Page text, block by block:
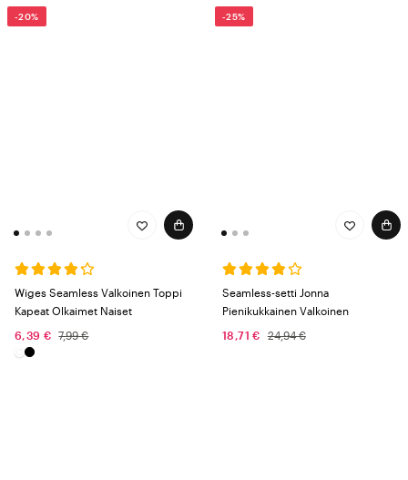
-20%
Wiges Seamless Valkoinen Toppi
Kapeat Olkaimet Naiset
6,39 €
7,99 €
-25%
Seamless-setti Jonna
Pienikukkainen Valkoinen
18,71 €
24,94 €